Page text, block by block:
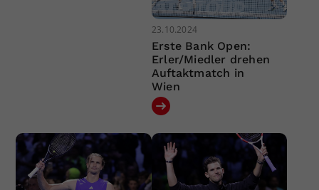
23.10.2024
Erste Bank Open:
Erler/Miedler drehen
Auftaktmatch in
Wien